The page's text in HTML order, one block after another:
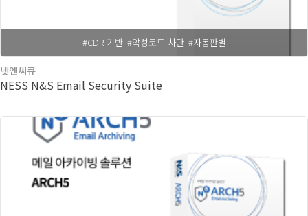
#CDR 기반 #악성코드 차단 #자동판별
넷엔씨큐
NESS N&S Email Security Suite